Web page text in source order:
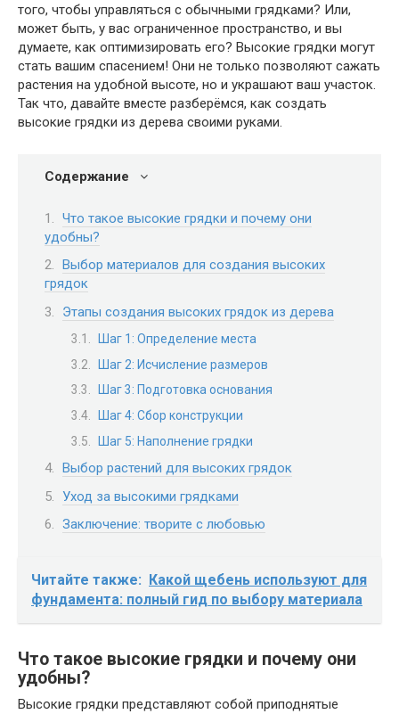
того, чтобы управляться с обычными грядками? Или,
может быть, у вас ограниченное пространство, и вы
думаете, как оптимизировать его? Высокие грядки могут
стать вашим спасением! Они не только позволяют сажать
растения на удобной высоте, но и украшают ваш участок.
Так что, давайте вместе разберёмся, как создать
высокие грядки из дерева своими руками.
Содержание
Что такое высокие грядки и почему они
удобны?
Выбор материалов для создания высоких
грядок
Этапы создания высоких грядок из дерева
Шаг 1: Определение места
Шаг 2: Исчисление размеров
Шаг 3: Подготовка основания
Шаг 4: Сбор конструкции
Шаг 5: Наполнение грядки
Выбор растений для высоких грядок
Уход за высокими грядками
Заключение: творите с любовью
Читайте также: Какой щебень используют для
фундамента: полный гид по выбору материала
Что такое высокие грядки и почему они
удобны?
Высокие грядки представляют собой приподнятые